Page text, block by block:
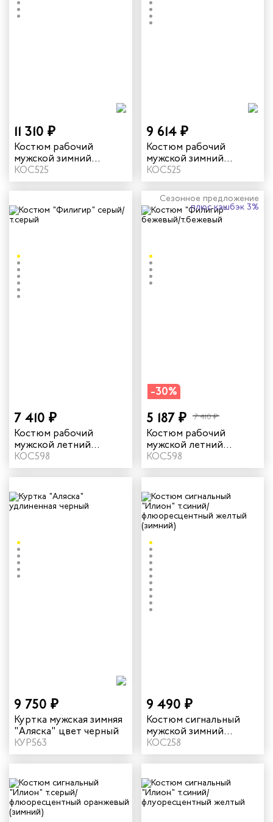
11 310 ₽
Костюм рабочий
мужской зимний
"Филигир" цвет серый/
темно-серый
КОС525
9 614 ₽
Костюм рабочий
мужской зимний
"Филигир" цвет
бежевый/хаки
КОС525
7 410 ₽
Костюм рабочий
мужской летний
"Филигир" цвет серый/
темно-серый
КОС598
Сезонное предложение
плюс кэшбэк 3%
-30%
5 187 ₽ 7 410 ₽
Костюм рабочий
мужской летний
"Филигир" цвет
бежевый/темно-
бежевый
КОС598
9 750 ₽
Куртка мужская зимняя
"Аляска" цвет черный
КУР563
9 490 ₽
Костюм сигнальный
мужской зимний
"Илион" цвет
неоновый/синий
КОС258